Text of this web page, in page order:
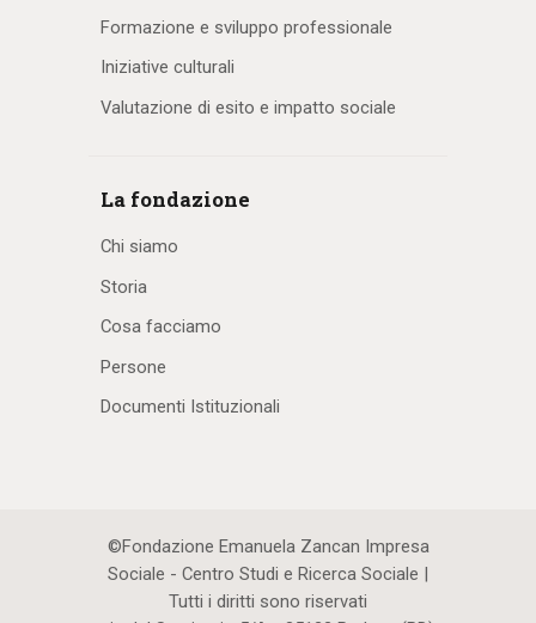
Formazione e sviluppo professionale
Iniziative culturali
Valutazione di esito e impatto sociale
La fondazione
Chi siamo
Storia
Cosa facciamo
Persone
Documenti Istituzionali
©Fondazione Emanuela Zancan Impresa
Sociale - Centro Studi e Ricerca Sociale |
Tutti i diritti sono riservati